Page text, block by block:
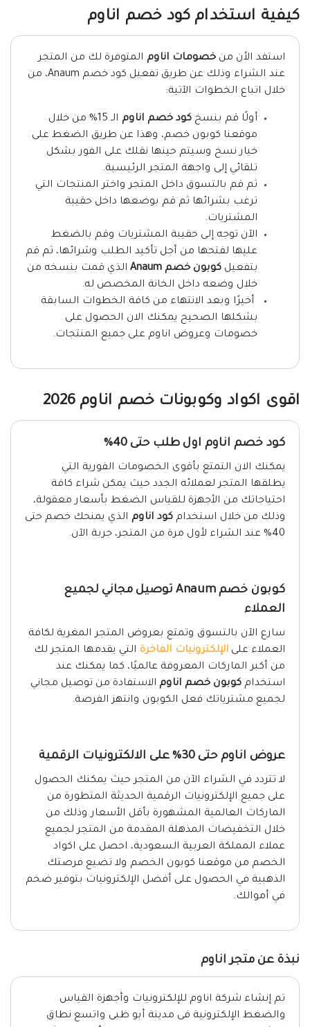
كيفية استخدام كود خصم اناوم
استفد الأن من خصومات اناوم المتوفرة لك من المتجر
عند الشراء وذلك عن طريق تفعيل كود خصم Anaum، من
خلال اتباع الخطوات الآتية:
أولًا قم بنسخ كود خصم اناوم
الـ 15% من خلال
موقعنا كوبون خصم، وهذا عن طريق الضغط على
خيار نسخ وسيتم حينها نقلك على الفور بشكل
تلقائي إلى واجهة المتجر الرئيسية.
ثم قم بالتسوق داخل المتجر واختر المنتجات التي
ترغب بشرائها ثم قم بوضعها داخل حقيبة
المشتريات.
الآن توجه إلى حقيبة المشتريات وقم بالضغط
عليها لفتحها من أجل تأكيد الطلب وشرائها، ثم قم
بتفعيل كوبون خصم Anaum
الذي قمت بنسخه من
خلال وضعه داخل الخانة المخصص له.
أخيرًا وبعد الانتهاء من كافة الخطوات السابقة
بشكلها الصحيح يمكنك الان الحصول على
خصومات وعروض اناوم على جميع المنتجات.
اقوى اكواد وكوبونات خصم اناوم 2026
كود خصم اناوم اول طلب حتى 40%
يمكنك الان التمتع بأقوى الخصومات الفورية التي
يطلقها المتجر لعملائه الجدد حيث يمكن شراء كافة
احتياجاتك من الأجهزة للقياس الضغط بأسعار معقولة،
وذلك من خلال استخدام كود اناوم الذي يمنحك خصم حتى
40% عند الشراء لأول مرة من المتجر، جربة الآن.
كوبون خصم Anaum توصيل مجاني لجميع
العملاء
سارع الآن بالتسوق وتمتع بعروض المتجر المغرية لكافة
العملاء على الإلكترونيات الفاخرة التي يقدمها المتجر لك
من أكبر الماركات المعروفة عالميًا، كما يمكنك عند
استخدام كوبون خصم اناوم الاستفادة من توصيل مجاني
لجميع مشترياتك فعل الكوبون وانتهز الفرصة.
عروض اناوم حتى 30% على الالكترونيات الرقمية
لا تتردد في الشراء الآن من المتجر حيث يمكنك الحصول
على جميع الإلكترونيات الرقمية الحديثة المتطورة من
الماركات العالمية المشهورة بأقل الأسعار وذلك من
خلال التخفيضات المذهلة المقدمة من المتجر لجميع
عملاء المملكة العربية السعودية، احصل على اكواد
الخصم من موقعنا كوبون الخصم ولا تضيع فرصتك
الذهبية في الحصول على أفضل الإلكترونيات بتوفير ضخم
في أموالك.
نبذة عن متجر اناوم
تم إنشاء شركة اناوم للإلكترونيات وأجهزة القياس
والضغط الإلكترونية فى مدينة أبو ظبى واتسع نطاق